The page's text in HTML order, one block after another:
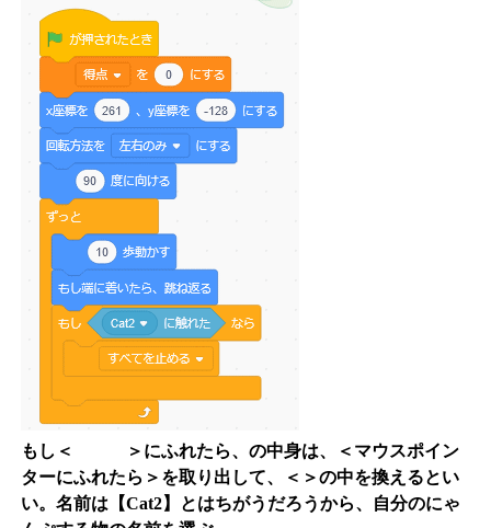
もし＜ ＞にふれたら、の中身は、＜マウスポイン
ターにふれたら＞を取り出して、＜＞の中を換えるとい
い。名前は【Cat2】とはちがうだろうから、自分のにゃ